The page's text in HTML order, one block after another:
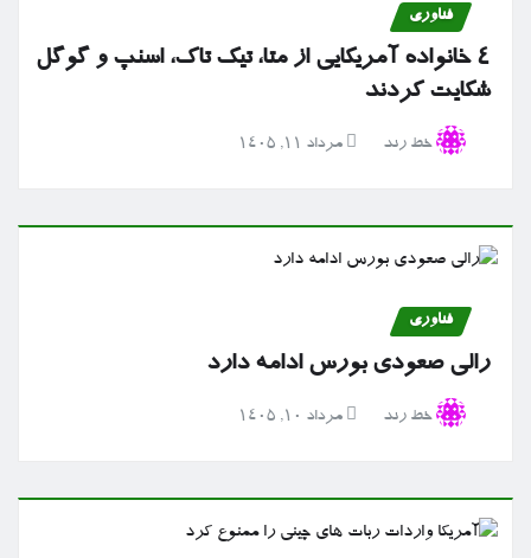
فناوری
۴ خانواده آمریکایی از متا، تیک تاک، اسنپ و گوگل
شکایت کردند
خط رند مرداد ۱۱, ۱۴۰۵
فناوری
رالی صعودی بورس ادامه دارد
خط رند مرداد ۱۰, ۱۴۰۵